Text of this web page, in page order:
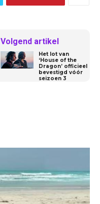
Volgend artikel
Het lot van
‘House of the
Dragon’ officieel
bevestigd vóór
seizoen 3